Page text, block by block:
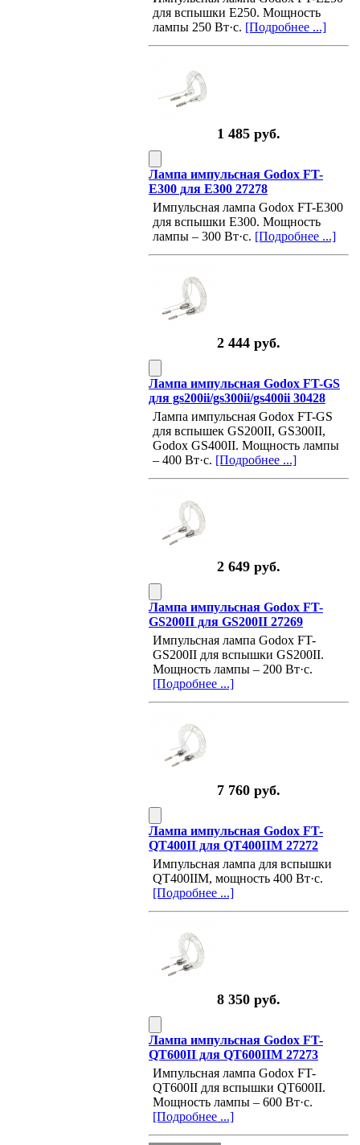
для вспышки Е250. Мощность
лампы 250 Вт·с. [Подробнее ...]
1 485 руб.
Лампа импульсная Godox FT-
E300 для E300 27278
Импульсная лампа Godox FT-E300
для вспышки E300. Мощность
лампы – 300 Вт·с. [Подробнее ...]
2 444 руб.
Лампа импульсная Godox FT-GS
для gs200ii/gs300ii/gs400ii 30428
Лампа импульсная Godox FT-GS
для вспышек GS200II, GS300II,
Godox GS400II. Мощность лампы
– 400 Вт·с. [Подробнее ...]
2 649 руб.
Лампа импульсная Godox FT-
GS200II для GS200II 27269
Импульсная лампа Godox FT-
GS200II для вспышки GS200II.
Мощность лампы – 200 Вт·с.
[Подробнее ...]
7 760 руб.
Лампа импульсная Godox FT-
QT400II для QT400IIM 27272
Импульсная лампа для вспышки
QT400IIM, мощность 400 Вт·с.
[Подробнее ...]
8 350 руб.
Лампа импульсная Godox FT-
QT600II для QT600IIM 27273
Импульсная лампа Godox FT-
QT600II для вспышки QT600II.
Мощность лампы – 600 Вт·с.
[Подробнее ...]